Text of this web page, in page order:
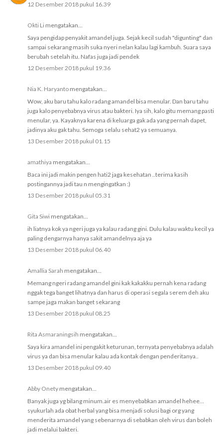
12 Desember 2018 pukul 16.39
Okti Li mengatakan...
Saya pengidap penyakit amandel juga. Sejak kecil sudah "digunting" dan
sampai sekarang masih suka nyeri nelan kalau lagi kambuh. Suara saya
berubah setelah itu. Nafas juga jadi pendek
12 Desember 2018 pukul 19.36
Nia K. Haryanto mengatakan...
Wow, aku baru tahu kalo radang amandel bisa menular. Dan baru tahu
juga kalo penyebabnya virus atau bakteri. Iya sih, kalo gitu memang pasti
menular, ya. Kayaknya karena di keluarga gak ada yang pernah dapet,
jadinya aku gak tahu. Semoga selalu sehat2 ya semuanya.
13 Desember 2018 pukul 01.15
amathiya mengatakan...
Baca ini jadi makin pengen hati2 jaga kesehatan ..terima kasih
postingannya jadi tau n mengingatkan :)
13 Desember 2018 pukul 05.31
Gita Siwi mengatakan...
ih liatnya kok ya ngeri juga ya kalau radang gini. Dulu kalau waktu kecil ya
paling dengarnya hanya sakit amandelnya aja ya
13 Desember 2018 pukul 06.40
Amallia Sarah mengatakan...
Memang ngeri radang amandel gini kak kakakku pernah kena radang
nggak tega banget lihatnya dan harus di operasi segala serem deh aku
sampe jaga makan banget sekarang
13 Desember 2018 pukul 08.25
Rita Asmaraningsih mengatakan...
Saya kira amandel ini pengakit keturunan, ternyata penyebabnya adalah
virus ya dan bisa menular kalau ada kontak dengan penderitanya..
13 Desember 2018 pukul 09.40
Abby Onety mengatakan...
Banyak juga yg bilang minum.air es menyebabkan amandel hehee...
syukurlah ada obat herbal yang bisa menjadi solusi bagi org yang
menderita amandel yang sebenarnya di sebabkan oleh virus dan boleh
jadi melalui bakteri.